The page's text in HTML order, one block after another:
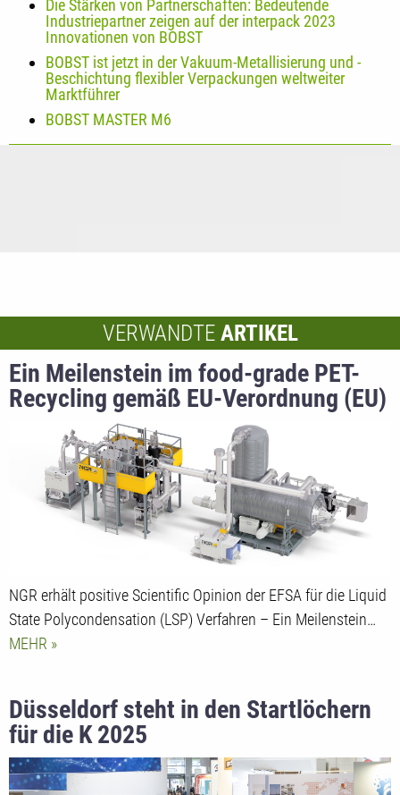
Die Stärken von Partnerschaften: Bedeutende
Industriepartner zeigen auf der interpack 2023
Innovationen von BOBST
BOBST ist jetzt in der Vakuum-Metallisierung und -
Beschichtung flexibler Verpackungen weltweiter
Marktführer
BOBST MASTER M6
VERWANDTE ARTIKEL
Ein Meilenstein im food-grade PET-
Recycling gemäß EU-Verordnung (EU)
2022/1616
NGR erhält positive Scientific Opinion der EFSA für die Liquid
State Polycondensation (LSP) Verfahren – Ein Meilenstein…
MEHR
Düsseldorf steht in den Startlöchern
für die K 2025